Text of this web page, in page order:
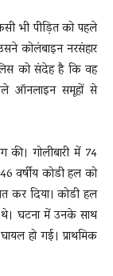
भी पीड़ित को पहले
कोलंबाइन नरसंहार
को संदेह है कि वह
ऑनलाइन समूहों से
गोलीबारी में 74
वर्षीय कोडी हल को
कर दिया। कोडी हल
घटना में उनके साथ
हो गई। प्राथमिक